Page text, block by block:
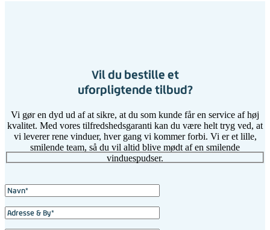
Vil du bestille et
uforpligtende tilbud?
Vi gør en dyd ud af at sikre, at du som kunde får en service af høj
kvalitet. Med vores tilfredshedsgaranti kan du være helt tryg ved, at
vi leverer rene vinduer, hver gang vi kommer forbi. Vi er et lille,
smilende team, så du vil altid blive mødt af en smilende
vinduespudser.